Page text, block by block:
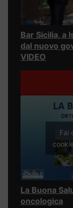
Bar Sicilia, a
dal nuovo
VIDEO
Fai
La Buona
oncologica